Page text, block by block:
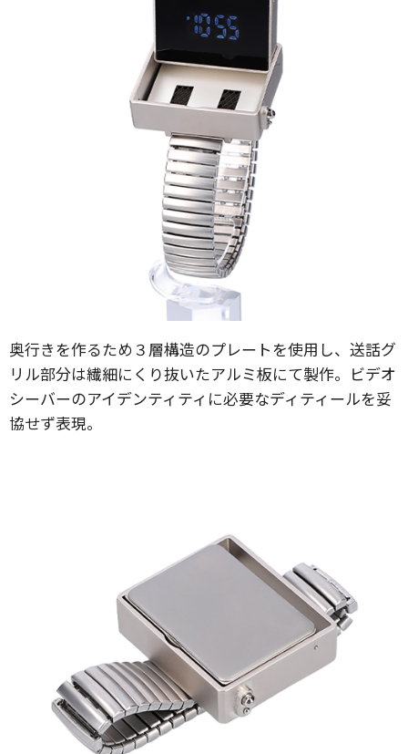
奥行きを作るため３層構造のプレートを使用し、送話グ
リル部分は繊細にくり抜いたアルミ板にて製作。ビデオ
シーバーのアイデンティティに必要なディティールを妥
協せず表現。